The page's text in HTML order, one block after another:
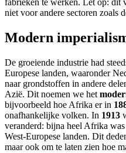
fabrieken te werken. Let op: dit
niet voor andere sectoren zoals
Modern
De groeiende industrie had
Europese landen, waaronder
naar grondstoffen in andere
Azië. Dit noemen we het
bijvoorbeeld hoe Afrika er in
onafhankelijke volken. In 1913
veranderd: bijna heel Afrika
West-Europese landen. Dit
maar ook om te laten zien hoe